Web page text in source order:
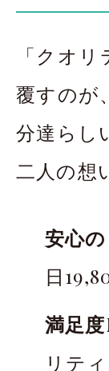
「クオ
覆すのが
分達らし
二人の想
安心
日
満足度
リテ